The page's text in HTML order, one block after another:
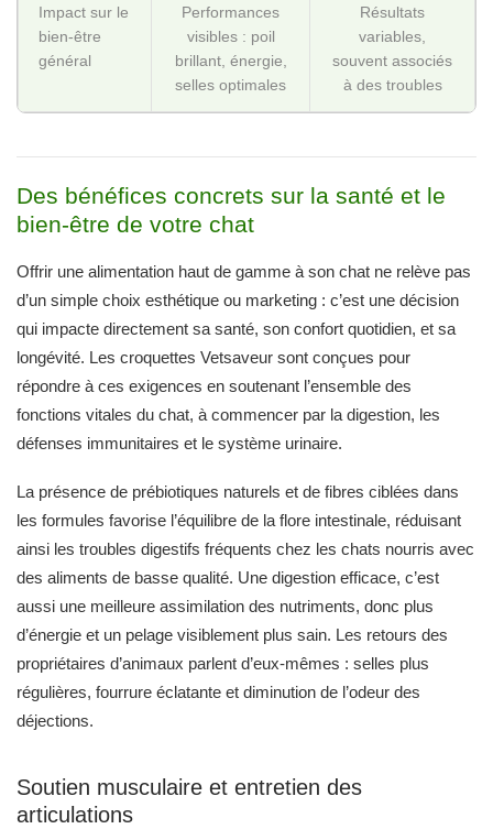
Impact sur le
bien-être
général
Performances
visibles : poil
brillant, énergie,
selles optimales
Résultats
variables,
souvent associés
à des troubles
Des bénéfices concrets sur la santé et le
bien-être de votre chat
Offrir une alimentation haut de gamme à son chat ne relève pas
d’un simple choix esthétique ou marketing : c’est une décision
qui impacte directement sa santé, son confort quotidien, et sa
longévité. Les croquettes Vetsaveur sont conçues pour
répondre à ces exigences en soutenant l’ensemble des
fonctions vitales du chat, à commencer par la digestion, les
défenses immunitaires et le système urinaire.
La présence de prébiotiques naturels et de fibres ciblées dans
les formules favorise l’équilibre de la flore intestinale, réduisant
ainsi les troubles digestifs fréquents chez les chats nourris avec
des aliments de basse qualité. Une digestion efficace, c’est
aussi une meilleure assimilation des nutriments, donc plus
d’énergie et un pelage visiblement plus sain. Les retours des
propriétaires d’animaux parlent d’eux-mêmes : selles plus
régulières, fourrure éclatante et diminution de l’odeur des
déjections.
Soutien musculaire et entretien des
articulations